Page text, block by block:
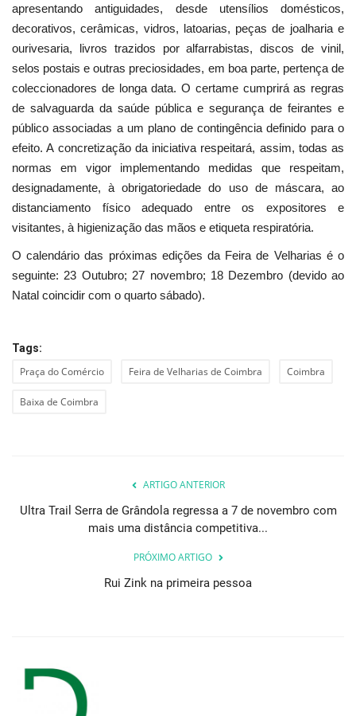
apresentando antiguidades, desde utensílios domésticos,
decorativos, cerâmicas, vidros, latoarias, peças de joalharia e
ourivesaria, livros trazidos por alfarrabistas, discos de vinil,
selos postais e outras preciosidades, em boa parte, pertença de
coleccionadores de longa data. O certame cumprirá as regras
de salvaguarda da saúde pública e segurança de feirantes e
público associadas a um plano de contingência definido para o
efeito. A concretização da iniciativa respeitará, assim, todas as
normas em vigor implementando medidas que respeitam,
designadamente, à obrigatoriedade do uso de máscara, ao
distanciamento físico adequado entre os expositores e
visitantes, à higienização das mãos e etiqueta respiratória.
O calendário das próximas edições da Feira de Velharias é o
seguinte: 23 Outubro; 27 novembro; 18 Dezembro (devido ao
Natal coincidir com o quarto sábado).
Tags:
Praça do Comércio Feira de Velharias de Coimbra Coimbra
Baixa de Coimbra
ARTIGO ANTERIOR
Ultra Trail Serra de Grândola regressa a 7 de novembro com
mais uma distância competitiva...
PRÓXIMO ARTIGO
Rui Zink na primeira pessoa